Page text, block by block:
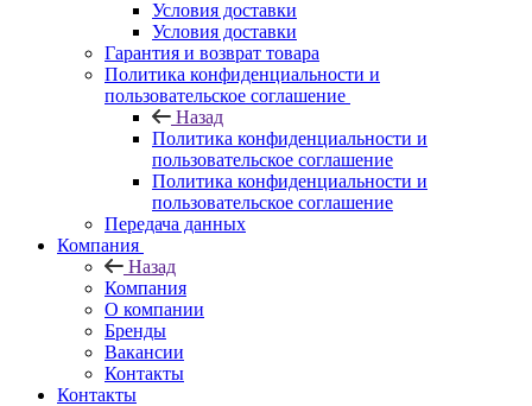
Условия доставки
Условия доставки
Гарантия и возврат товара
Политика конфиденциальности и
пользовательское соглашение
Назад
Политика конфиденциальности и
пользовательское соглашение
Политика конфиденциальности и
пользовательское соглашение
Передача данных
Компания
Назад
Компания
О компании
Бренды
Вакансии
Контакты
Контакты